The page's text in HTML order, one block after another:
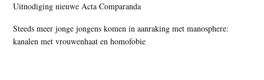
Uitnodiging nieuwe Acta Comparanda
Steeds meer jonge jongens komen in aanraking met manosphere:
kanalen met vrouwenhaat en homofobie